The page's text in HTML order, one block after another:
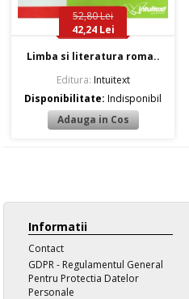
52,80 Lei
42,24 Lei
Limba si literatura roma..
Editura: Intuitext
Disponibilitate:Indisponibil
Informatii
Contact
GDPR - Regulamentul General
Pentru Protectia Datelor
Personale